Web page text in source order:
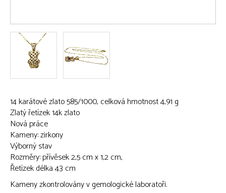
14 karátové zlato 585/1000, celková hmotnost 4,91 g
Zlatý řetízek 14k zlato
Nová práce
Kameny: zirkony
Výborný stav
Rozměry: přívěsek 2,5 cm x 1,2 cm,
Řetízek délka 43 cm
Kameny zkontrolovány v gemologické laboratoři.